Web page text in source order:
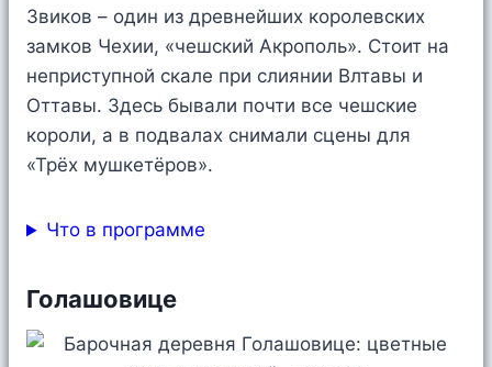
Звиков – один из древнейших королевских
замков Чехии, «чешский Акрополь». Стоит на
неприступной скале при слиянии Влтавы и
Оттавы. Здесь бывали почти все чешские
короли, а в подвалах снимали сцены для
«Трёх мушкетёров».
Что в программе
Голашовице